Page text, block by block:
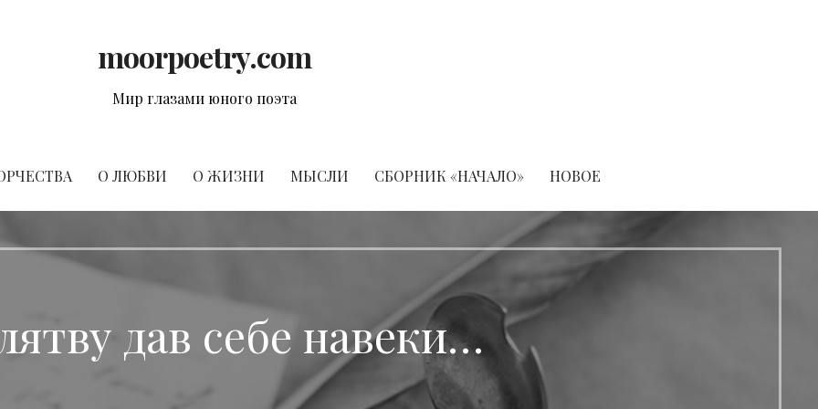
moorpoetry.com
Мир глазами юного поэта
О ЛЮБВИ О ЖИЗНИ МЫСЛИ СБОРНИК «НАЧАЛО» НОВОЕ
дав себе навеки…